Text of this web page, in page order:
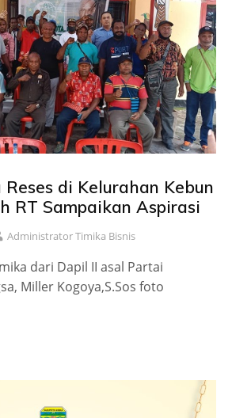
di Kelurahan Kebun
RT Sampaikan Aspirasi
Administrator Timika Bisnis
dari Dapil II asal Partai
Miller Kogoya,S.Sos foto